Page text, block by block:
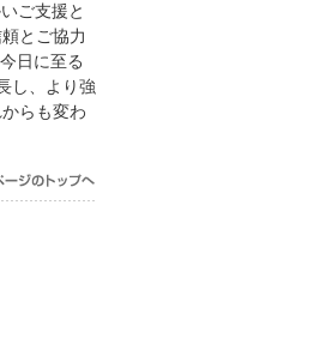
ご支援と
とご協力
日に至る
し、より強
らも変わ